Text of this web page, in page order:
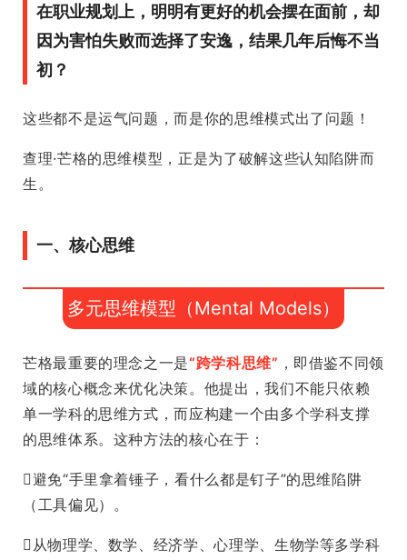
在职业规划上，明明有更好的机会摆在面前，却
因为害怕失败而选择了安逸，结果几年后悔不当
初？
这些都不是运气问题，而是你的思维模式出了问题！
查理·芒格的思维模型，正是为了破解这些认知陷阱而
生。
一、核心思维
多元思维模型（Mental Models）
芒格最重要的理念之一是“跨学科思维” ，即借鉴不同领
域的核心概念来优化决策。他提出，我们不能只依赖
单一学科的思维方式，而应构建一个由多个学科支撑
的思维体系。这种方法的核心在于：
避免“手里拿着锤子，看什么都是钉子”的思维陷阱
（工具偏见）。
从物理学、数学、经济学、心理学、生物学等多学科